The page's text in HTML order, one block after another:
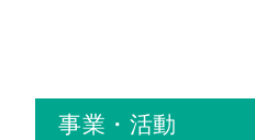
事業・活動